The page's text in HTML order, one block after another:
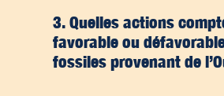
3. Quelles actions
favorable ou
fossiles provenant de